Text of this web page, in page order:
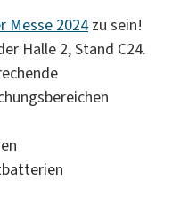
Messe 2024zu sein!
Halle 2, Stand C24.